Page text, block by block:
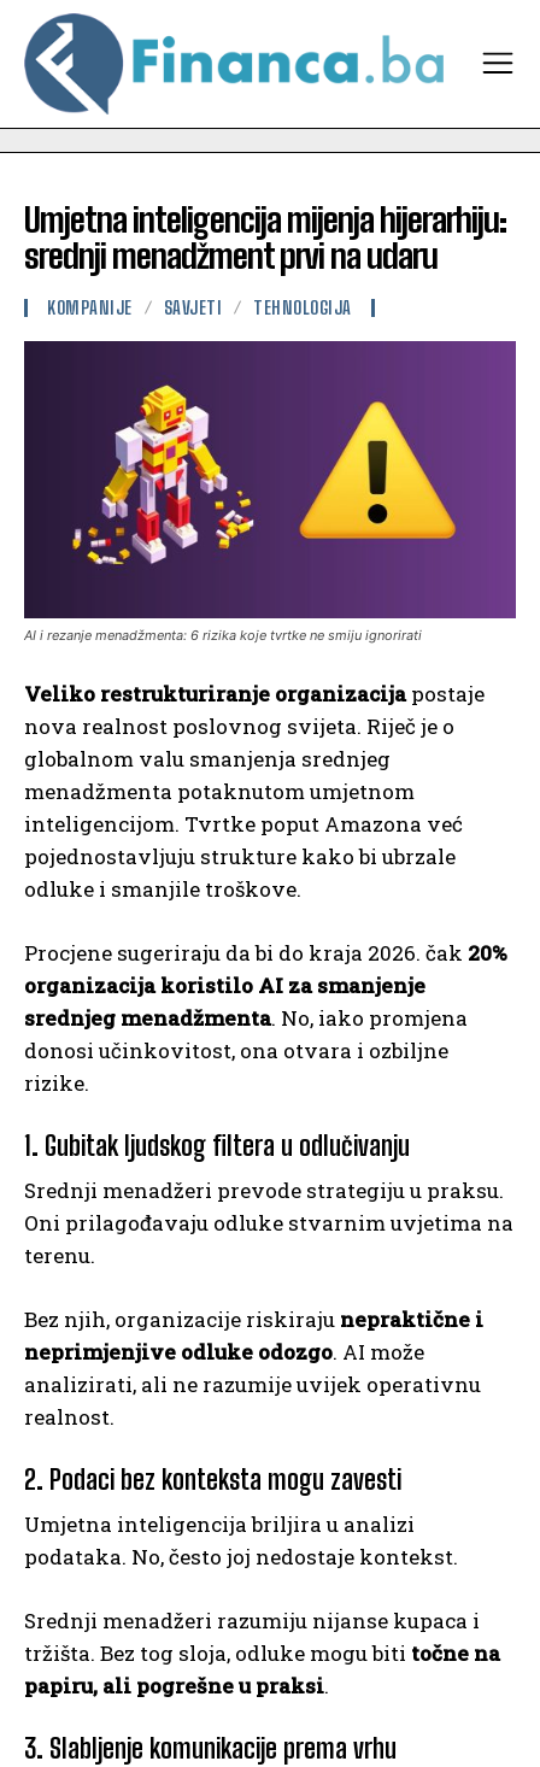
Umjetna inteligencija mijenja hijerarhiju:
srednji menadžment prvi na udaru
KOMPANIJE SAVJETI TEHNOLOGIJA
AI i rezanje menadžmenta: 6 rizika koje tvrtke ne smiju ignorirati
Veliko restrukturiranje organizacijapostaje
nova realnost poslovnog svijeta. Riječ je o
globalnom valu smanjenja srednjeg
menadžmenta potaknutom umjetnom
inteligencijom. Tvrtke poput Amazona već
pojednostavljuju strukture kako bi ubrzale
odluke i smanjile troškove.
Procjene sugeriraju da bi do kraja 2026. čak 20%
organizacija koristilo AI za smanjenje
srednjeg menadžmenta. No, iako promjena
donosi učinkovitost, ona otvara i ozbiljne
rizike.
1. Gubitak ljudskog filtera u odlučivanju
Srednji menadžeri prevode strategiju u praksu.
Oni prilagođavaju odluke stvarnim uvjetima na
terenu.
Bez njih, organizacije riskiraju nepraktične i
neprimjenjive odluke odozgo. AI može
analizirati, ali ne razumije uvijek operativnu
realnost.
2. Podaci bez konteksta mogu zavesti
Umjetna inteligencija briljira u analizi
podataka. No, često joj nedostaje kontekst.
Srednji menadžeri razumiju nijanse kupaca i
tržišta. Bez tog sloja, odluke mogu biti točne na
papiru, ali pogrešne u praksi.
3. Slabljenje komunikacije prema vrhu